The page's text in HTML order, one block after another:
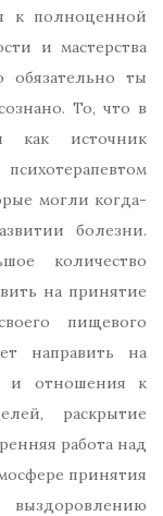
к полноценной
и мастерства
обязательно ты
То, что в
как источник
могли когда-
болезни.
количество
на принятие
пищевого
направить на
и отношения к
раскрытие
работа над
принятия